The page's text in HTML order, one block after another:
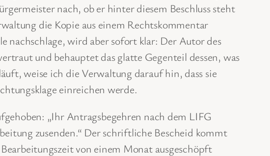
nach, ob er hinter diesem Beschluss steht
die Kopie aus einem Rechtskommentar
nachschlage, wird aber sofort klar: Der Autor des
und behauptet das glatte Gegenteil dessen, was
weise ich die Verwaltung darauf hin, dass sie
einreichen werde.
„Ihr Antragsbegehren nach dem LIFG
zusenden.“ Der schriftliche Bescheid kommt
von einem Monat ausgeschöpft